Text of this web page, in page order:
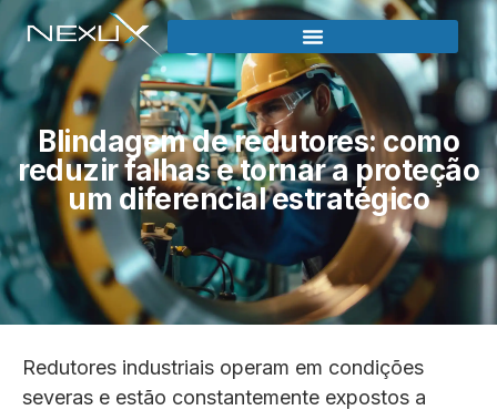
Blindagem de redutores: como
reduzir falhas e tornar a proteção
um diferencial estratégico
Redutores industriais operam em condições
severas e estão constantemente expostos a